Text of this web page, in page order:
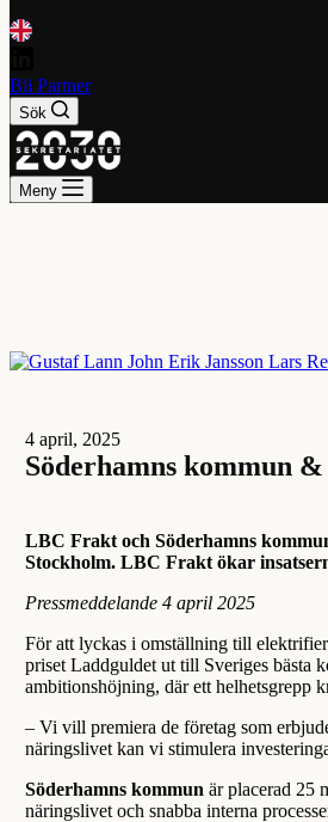
Bli Partner
Sök
Meny
4 april, 2025
Söderhamns kommun
LBC Frakt och Söderhamns
Stockholm. LBC Frakt ökar
Pressmeddelande 4 april 2025
För att lyckas i omställning till
priset Laddguldet ut till Sveriges bästa
ambitionshöjning, där ett helhetsgrepp
– Vi vill premiera de företag som
näringslivet kan vi stimulera
Söderhamns kommun är placerad 25
näringslivet och snabba interna